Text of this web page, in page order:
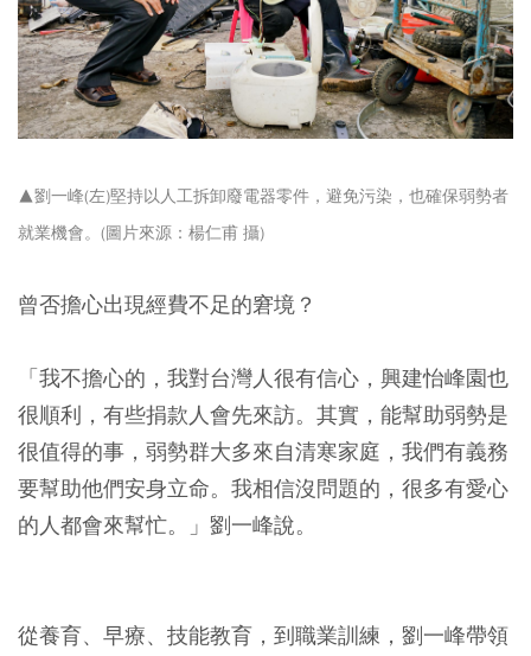
▲劉一峰(左)堅持以人工拆卸廢電器零件，避免污染，也確保弱勢者
就業機會。(圖片來源：楊仁甫 攝)
曾否擔心出現經費不足的窘境？
「我不擔心的，我對台灣人很有信心，興建怡峰園也
很順利，有些捐款人會先來訪。其實，能幫助弱勢是
很值得的事，弱勢群大多來自清寒家庭，我們有義務
要幫助他們安身立命。我相信沒問題的，很多有愛心
的人都會來幫忙。」劉一峰說。
從養育、早療、技能教育，到職業訓練，劉一峰帶領